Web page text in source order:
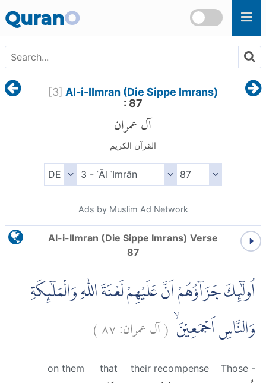
QuranO
[3] Al-i-IImran (Die Sippe Imrans)
: 87
آل عمران
القرآن الكريم
Ads by Muslim Ad Network
Al-i-IImran (Die Sippe Imrans) Verse
87
اُولٰۤىِٕكَ جَزَاۤؤُهُمْ اَنَّ عَلَيْهِمْ لَعْنَةَ اللّٰهِ وَالْمَلٰۤىِٕكَةِ
وَالنَّاسِ اَجْمَعِيْنَۙ (آل عمران:٨٧)
Those -
their recompense
that
on them